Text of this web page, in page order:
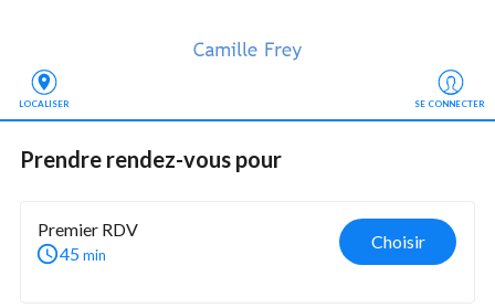
LOCALISER SE CONNECTER
Prendre rendez-vous pour
Choisir
Premier RDV
45min